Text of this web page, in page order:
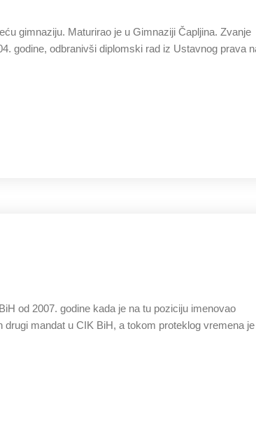
gimnaziju. Maturirao je u Gimnaziji Čapljina. Zvanje
godine, odbranivši diplomski rad iz Ustavnog prava
od 2007. godine kada je na tu poziciju imenovao
mandat u CIK BiH, a tokom proteklog vremena